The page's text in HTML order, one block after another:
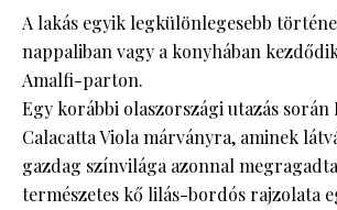
A lakás egyik legkülönlegesebb
nappaliban vagy a konyhában
Amalfi-parton.
Egy korábbi olaszországi utazás
Calacatta Viola márványra, aminek
gazdag színvilága azonnal
természetes kő lilás-bordós rajzolata